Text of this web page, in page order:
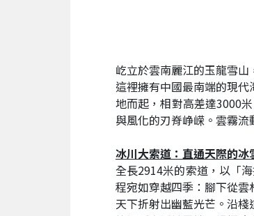
屹立於雲南麗江的玉龍雪
這裡擁有中國最南端的現
地而起，相對高差達3000
與風化的刃脊峥嵘。雲霧
冰川大索道：直通天際的冰
全長2914米的索道，以「
程宛如穿越四季：腳下從
天下折射出幽藍光芒。沿